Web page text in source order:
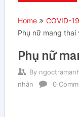
Home COVID-19
Phụ nữ mang thai
Phụ nữ
By
nhân
0